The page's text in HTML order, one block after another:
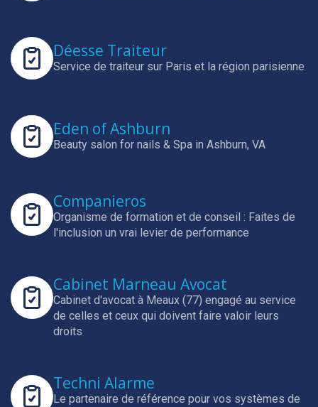
Déesse Traiteur
Service de traiteur sur Paris et la région parisienne
Eden of Ashburn
Beauty salon for nails & Spa in Ashburn, VA
Companieros
Organisme de formation et de conseil : Faites de
l'inclusion un vrai levier de performance
Cabinet Marneau Avocat
Cabinet d'avocat à Meaux (77) engagé au service
de celles et ceux qui doivent faire valoir leurs
droits
Techni Alarme
Le partenaire de référence pour vos systèmes de